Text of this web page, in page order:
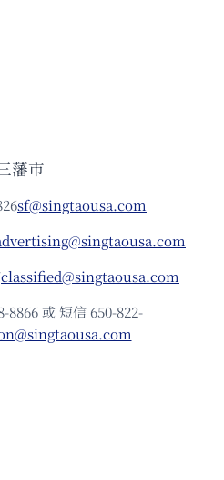
藩市
sf@singtaousa.com
classified@singtaousa.com
8866 或 短信 650-822-